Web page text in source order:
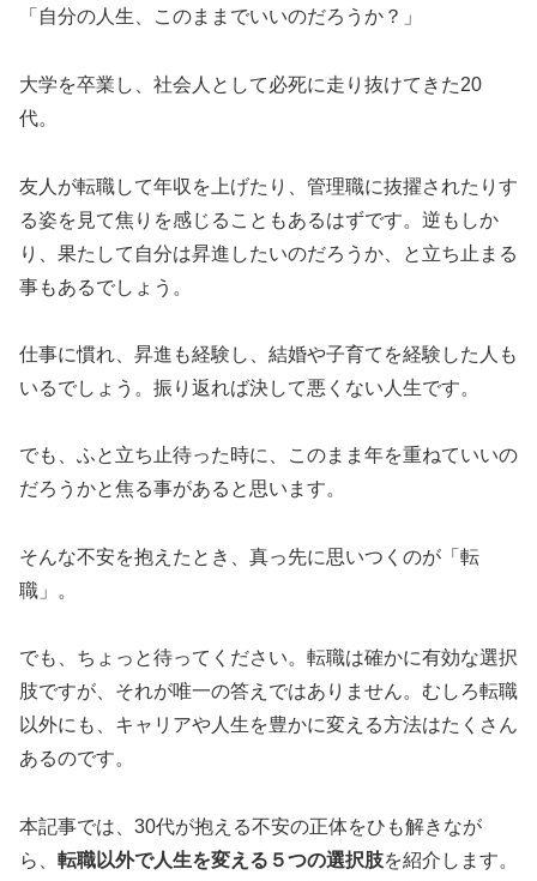
「自分の人生、このままでいいのだろうか？」
大学を卒業し、社会人として必死に走り抜けてきた20
代。
友人が転職して年収を上げたり、管理職に抜擢されたりす
る姿を見て焦りを感じることもあるはずです。逆もしか
り、果たして自分は昇進したいのだろうか、と立ち止まる
事もあるでしょう。
仕事に慣れ、昇進も経験し、結婚や子育てを経験した人も
いるでしょう。振り返れば決して悪くない人生です。
でも、ふと立ち止待った時に、このまま年を重ねていいの
だろうかと焦る事があると思います。
そんな不安を抱えたとき、真っ先に思いつくのが「転
職」。
でも、ちょっと待ってください。転職は確かに有効な選択
肢ですが、それが唯一の答えではありません。むしろ転職
以外にも、キャリアや人生を豊かに変える方法はたくさん
あるのです。
本記事では、30代が抱える不安の正体をひも解きなが
ら、 転職以外で人生を変える５つの選択肢を紹介します。